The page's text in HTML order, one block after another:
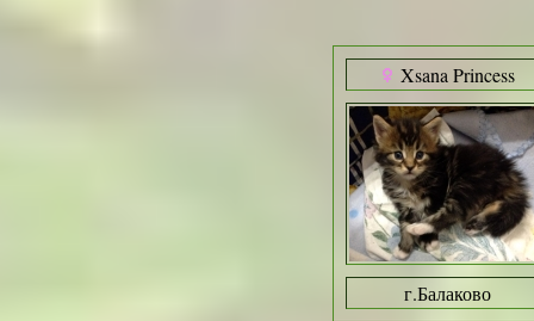
Xsana Princess
г.Балаково